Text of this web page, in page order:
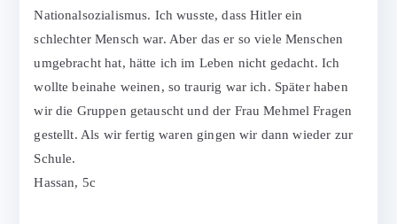
Nationalsozialismus. Ich wusste, dass Hitler ein
schlechter Mensch war. Aber das er so viele Menschen
umgebracht hat, hätte ich im Leben nicht gedacht. Ich
wollte beinahe weinen, so traurig war ich. Später haben
wir die Gruppen getauscht und der Frau Mehmel Fragen
gestellt. Als wir fertig waren gingen wir dann wieder zur
Schule.
Hassan, 5c